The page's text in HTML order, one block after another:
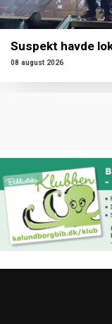
Suspekt havde
08 august 2026